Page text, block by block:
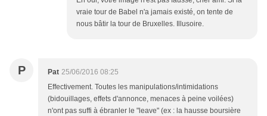
vraie tour de Babel n'a jamais existé, on tente de
nous bâtir la tour de Bruxelles. Illusoire.
P Pat 25/06/2016 08:25
Effectivement. Toutes les manipulations/intimidations
(bidouillages, effets d'annonce, menaces à peine voilées)
n'ont pas suffi à ébranler le "leave" (ex : la hausse boursière